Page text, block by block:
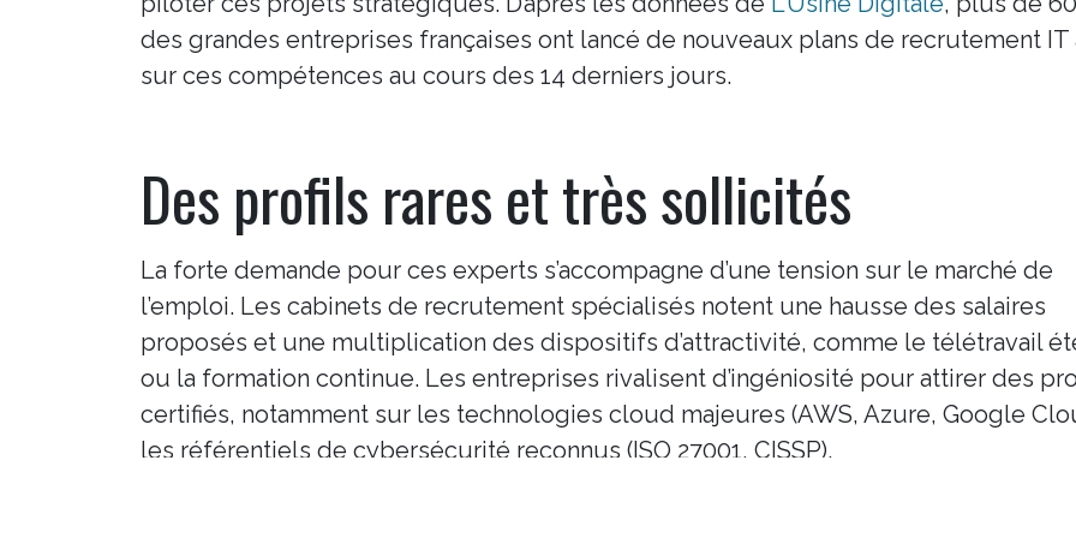
des grandes entreprises françaises ont lancé de nouveaux plans de recrutement IT
sur ces compétences au cours des 14 derniers jours.
Des profils rares et très sollicités
La forte demande pour ces experts s’accompagne d’une tension sur le marché de
l’emploi. Les cabinets de recrutement spécialisés notent une hausse des salaires
proposés et une multiplication des dispositifs d’attractivité, comme le télétravail
ou la formation continue. Les entreprises rivalisent d’ingéniosité pour attirer des
certifiés, notamment sur les technologies cloud majeures (AWS, Azure, Google
les référentiels de cybersécurité reconnus (ISO 27001, CISSP).
Ce site est administré par LCSX Tech à titre expérimental dans le cadre de travaux sur le
intelligence artificielle. Les articles publiés sont générés par une intelligence artificielle à
ni la philosophie de l’entreprise. Malgré le soin apporté à leur rédaction et les
incomplètes, approximatives, comporter des coquilles ou devenir obsolètes. Ces
l’intervention d’un expert humain.
Copyright ©LCSX Tech